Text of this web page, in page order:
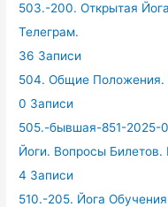
503.-200. Открытая
Телеграм.
36 Записи
504. Общие Положения.
0 Записи
505.-бывшая-851-2025-
Йоги. Вопросы
4 Записи
510.-205. Йога